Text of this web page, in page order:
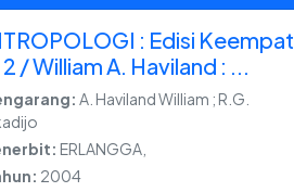
: Edisi Keempat
2 / William A. Haviland : ...
A. Haviland William ; R.G.
ERLANGGA,
2004